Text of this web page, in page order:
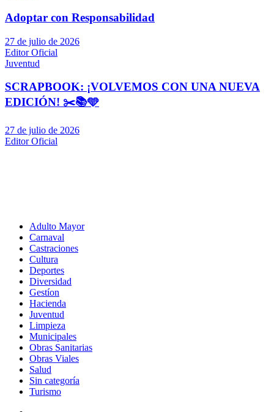
Adoptar con Responsabilidad
27 de julio de 2026
Editor Oficial
Juventud
SCRAPBOOK: ¡VOLVEMOS CON UNA NUEVA
EDICIÓN! ✂️📚🩵
27 de julio de 2026
Editor Oficial
Adulto Mayor
Carnaval
Castraciones
Cultura
Deportes
Diversidad
Gestíon
Hacienda
Juventud
Limpieza
Municipales
Obras Sanitarias
Obras Viales
Salud
Sin categoría
Turismo